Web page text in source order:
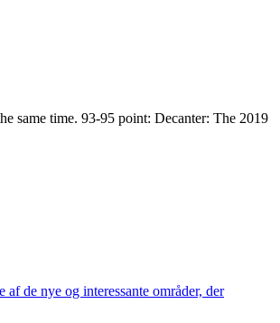
same time. 93-95 point: Decanter: The 2019
de nye og interessante områder, der